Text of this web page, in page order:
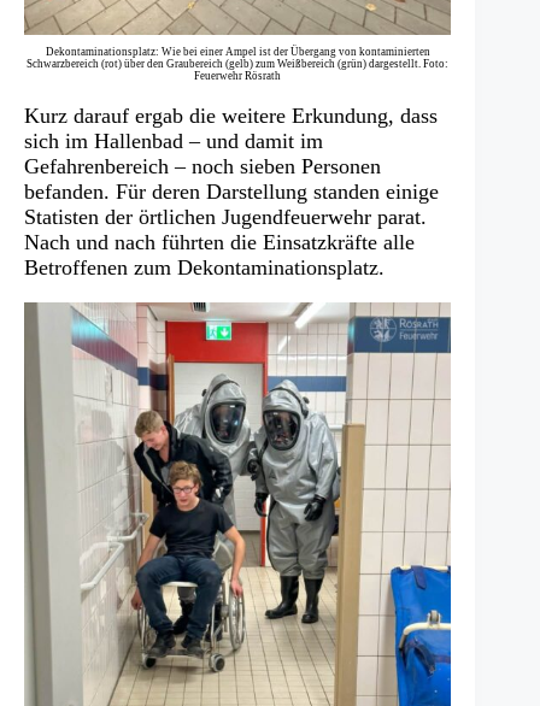
Dekontaminationsplatz: Wie bei einer Ampel ist der Übergang von kontaminierten
Schwarzbereich (rot) über den Graubereich (gelb) zum Weißbereich (grün) dargestellt. Foto:
Feuerwehr Rösrath
Kurz darauf ergab die weitere Erkundung, dass
sich im Hallenbad – und damit im
Gefahrenbereich – noch sieben Personen
befanden. Für deren Darstellung standen einige
Statisten der örtlichen Jugendfeuerwehr parat.
Nach und nach führten die Einsatzkräfte alle
Betroffenen zum Dekontaminationsplatz.